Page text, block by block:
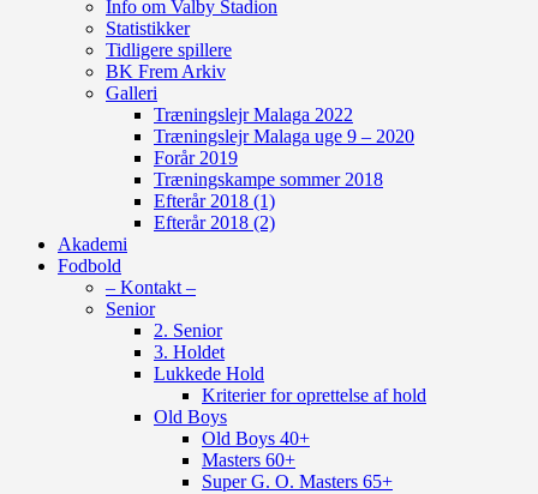
Info om Valby Stadion
Statistikker
Tidligere spillere
BK Frem Arkiv
Galleri
Træningslejr Malaga 2022
Træningslejr Malaga uge 9 – 2020
Forår 2019
Træningskampe sommer 2018
Efterår 2018 (1)
Efterår 2018 (2)
Akademi
Fodbold
– Kontakt –
Senior
2. Senior
3. Holdet
Lukkede Hold
Kriterier for oprettelse af hold
Old Boys
Old Boys 40+
Masters 60+
Super G. O. Masters 65+